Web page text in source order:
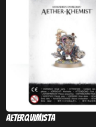
Aeterquimista